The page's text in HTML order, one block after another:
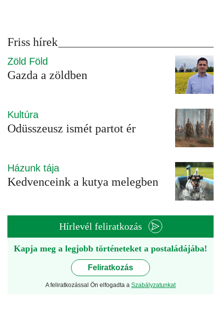
Friss hírek
Zöld Föld
Gazda a zöldben
Kultúra
Odüsszeusz ismét partot ér
Házunk tája
Kedvenceink a kutya melegben
Hírlevél feliratkozás
Kapja meg a legjobb történeteket a postaládájába!
Feliratkozás
A feliratkozással Ön elfogadta a Szabályzatunkat